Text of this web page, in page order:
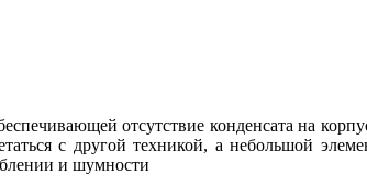
отсутствие конденсата на
с другой техникой, а небольшой
и шумности